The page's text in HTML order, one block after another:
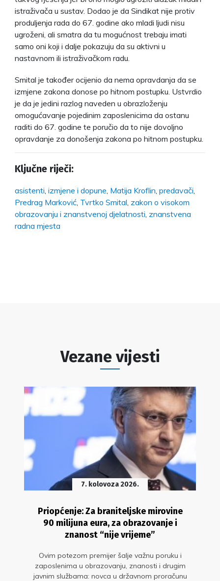
istraživača u sustav. Dodao je da Sindikat nije protiv
produljenja rada do 67. godine ako mladi ljudi nisu
ugroženi, ali smatra da tu mogućnost trebaju imati
samo oni koji i dalje pokazuju da su aktivni u
nastavnom ili istraživačkom radu.
Smital je također ocijenio da nema opravdanja da se
izmjene zakona donose po hitnom postupku. Ustvrdio
je da je jedini razlog naveden u obrazloženju
omogućavanje pojedinim zaposlenicima da ostanu
raditi do 67. godine te poručio da to nije dovoljno
opravdanje za donošenja zakona po hitnom postupku.
Ključne riječi:
asistenti izmjene i dopune Matija Kroflin predavači
Predrag Marković Tvrtko Smital zakon o visokom
obrazovanju i znanstvenoj djelatnosti znanstvena
radna mjesta
Vezane vijesti
7. kolovoza 2026.
Priopćenje: Za braniteljske mirovine
90 milijuna eura, za obrazovanje i
znanost “nije vrijeme”
Ovim potezom premijer šalje važnu poruku i
zaposlenima u obrazovanju, znanosti i drugim
javnim službama: novca u državnom proračunu